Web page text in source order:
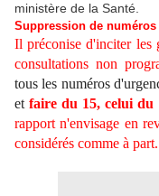
ministère de la Santé.
Suppression de
Il préconise d'inciter les
consultations non
tous les numéros
etfaire du 15, celui du
rapport n'envisage en
considérés comme à part.